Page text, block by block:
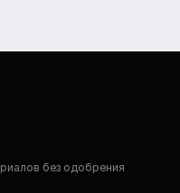
без одобрения